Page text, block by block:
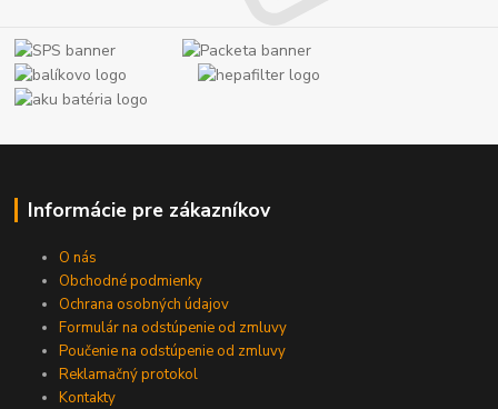
Informácie pre zákazníkov
O nás
Obchodné podmienky
Ochrana osobných údajov
Formulár na odstúpenie od zmluvy
Poučenie na odstúpenie od zmluvy
Reklamačný protokol
Kontakty